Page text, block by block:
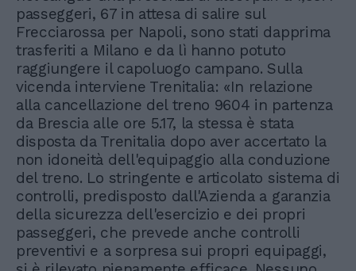
passeggeri, 67 in attesa di salire sul
Frecciarossa per Napoli, sono stati dapprima
trasferiti a Milano e da lì hanno potuto
raggiungere il capoluogo campano. Sulla
vicenda interviene Trenitalia: «In relazione
alla cancellazione del treno 9604 in partenza
da Brescia alle ore 5.17, la stessa è stata
disposta da Trenitalia dopo aver accertato la
non idoneità dell'equipaggio alla conduzione
del treno. Lo stringente e articolato sistema di
controlli, predisposto dall'Azienda a garanzia
della sicurezza dell'esercizio e dei propri
passeggeri, che prevede anche controlli
preventivi e a sorpresa sui propri equipaggi,